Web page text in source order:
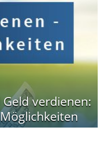
verdienen: